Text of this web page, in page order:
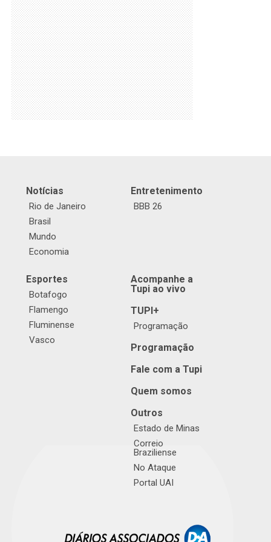
Notícias
Rio de Janeiro
Brasil
Mundo
Economia
Entretenimento
BBB 26
Esportes
Botafogo
Flamengo
Fluminense
Vasco
Acompanhe a
Tupi ao vivo
TUPI+
Programação
Programação
Fale com a Tupi
Quem somos
Outros
Estado de Minas
Correio
Braziliense
No Ataque
Portal UAI